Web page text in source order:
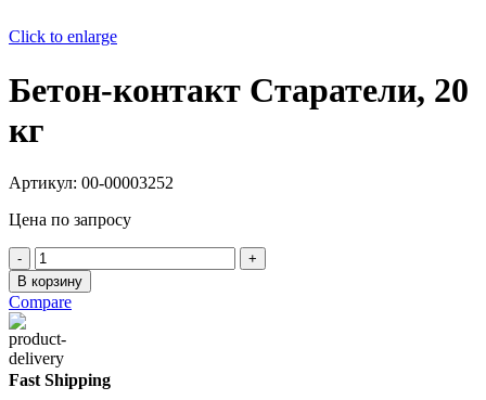
Click to enlarge
Бетон-контакт Старатели, 20
кг
Артикул: 00-00003252
Цена по запросу
Количество
товара
Бетон-
контакт
Старатели,
20
кг
В корзину
Compare
Fast Shipping